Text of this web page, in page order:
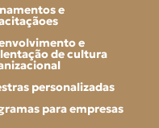
e
e
de cultura
personalizadas
para empresas